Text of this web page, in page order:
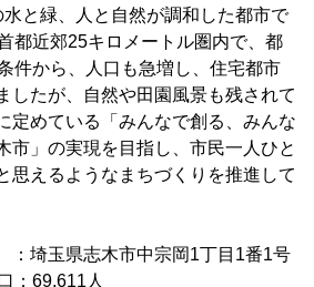
水と緑、人と自然が調和した都市で
都近郊25キロメートル圏内で、都
件から、人口も急増し、住宅都市
したが、自然や田園風景も残されて
定めている「みんなで創る、みんな
市」の実現を目指し、市民一人ひと
思えるようなまちづくりを推進して
県志木市中宗岡1丁目1番1号
：69,611人